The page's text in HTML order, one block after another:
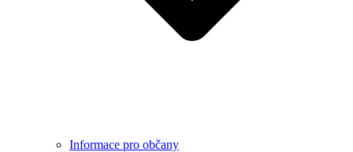
Informace pro občany